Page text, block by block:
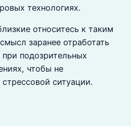
технологиях.
относитесь к таким
заранее отработать
подозрительных
чтобы не
ситуации.